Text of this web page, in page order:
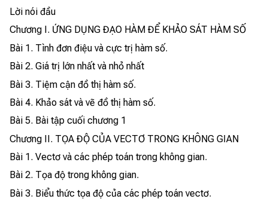
Lời nói đầu
Chương I. ỨNG DỤNG ĐẠO HÀM ĐỂ KHẢO SÁT HÀM SỐ
Bài 1. Tình đơn điệu và cực trị hàm số.
Bài 2. Giá trị lớn nhất và nhỏ nhất
Bài 3. Tiệm cận đồ thị hàm số.
Bài 4. Khảo sát và vẽ đồ thị hàm số.
Bài 5. Bài tập cuối chương 1
Chương II. TỌA ĐỘ CỦA VECTƠ TRONG KHÔNG GIAN
Bài 1. Vectơ và các phép toán trong không gian.
Bài 2. Tọa độ trong không gian.
Bài 3. Biểu thức tọa độ của các phép toán vectơ.